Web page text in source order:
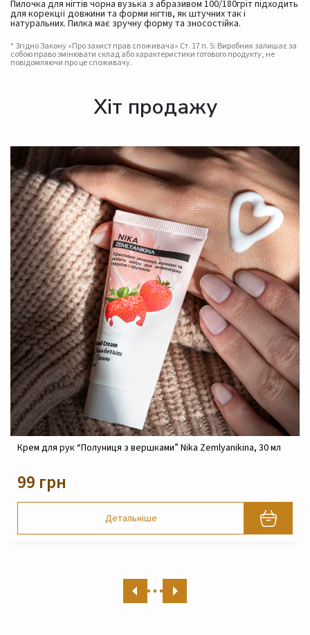
Пилочка для нігтів чорна вузька з абразивом 100/180гріт підходить
для корекції довжини та форми нігтів, як штучних так і
натуральних. Пилка має зручну форму та зносостійка.
* Згідно Закону «Про захист прав споживача» Ст. 17 п. 5: Виробник залишає за
собою право змінювати склад або характеристики готового продукту, не
повідомляючи про це споживачу.
Хіт продажу
Крем для рук “Полуниця з вершками” Nika Zemlyanikina, 30 мл
99 грн
Детальніше